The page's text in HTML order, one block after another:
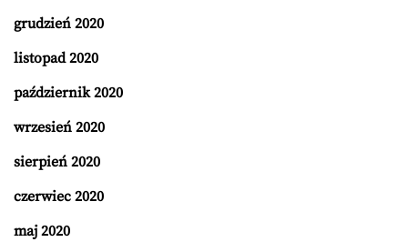
grudzień 2020
listopad 2020
październik 2020
wrzesień 2020
sierpień 2020
czerwiec 2020
maj 2020